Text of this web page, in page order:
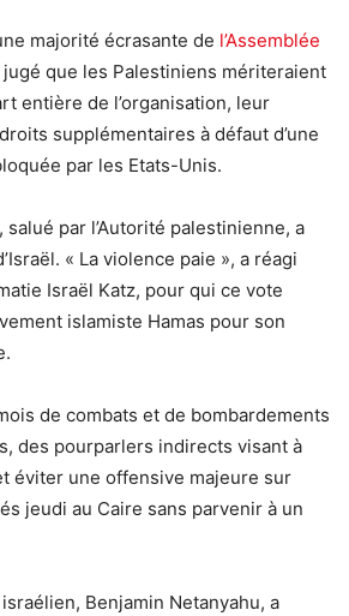
majorité écrasante de l’Assemblée
jugé que les Palestiniens mériteraient
entière de l’organisation, leur
supplémentaires à défaut d’une
par les Etats-Unis.
par l’Autorité palestinienne, a
« La violence paie », a réagi
Israël Katz, pour qui ce vote
islamiste Hamas pour son
de combats et de bombardements
des pourparlers indirects visant à
éviter une offensive majeure sur
jeudi au Caire sans parvenir à un
Benjamin Netanyahu, a